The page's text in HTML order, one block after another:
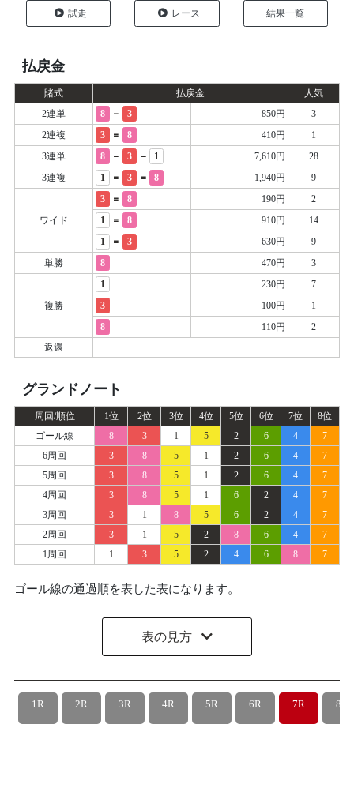
試走 レース 結果一覧
払戻金
賭式 払戻金
人気
2連単
8 - 3 850円
3
2連複
3 = 8 410円
1
3連単
8 - 3 - 1 7,610円
28
3連複
1 = 3 = 8 1,940円 9
ワイド
3 = 8 190円
2
1
= 8 910円
14
1
= 3 630円
9
単勝
8 470円 3
複勝
1 230円
7
3
100円
1
8
110円
2
返還
グランドノート
周回/順位 1位 2位 3位 4位 5位 6位 7位
8位
ゴール線
8 3 1 5 2 6 4
7
6周回
3 8 5 1 2 6 4
7
5周回
3 8 5 1 2 6 4
7
4周回
3 8 5 1 6 2 4
7
3周回
3 1 8 5 6 2 4
7
2周回
3 1 5 2 8 6 4
7
1周回
1 3 5 2 4 6 8 7
ゴール線の通過順を表した表になります。
表の見方
1R 2R 3R 4R 5R 6R 7R 8R